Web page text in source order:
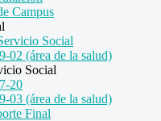
Campus
Social
02 (área de la salud)
Social
20
03 (área de la salud)
Final